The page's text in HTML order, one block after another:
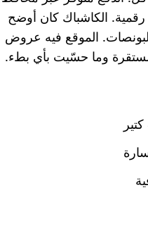
الكاشباك كان أوضح
الموقع فيه عروض
وما حسّيت بأي بطء.